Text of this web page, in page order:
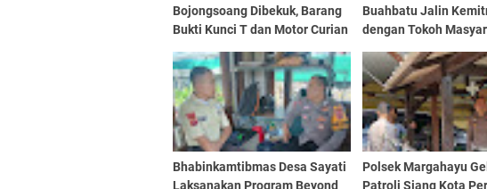
Bojongsoang Dibekuk, Barang
Bukti Kunci T dan Motor Curian
Buahbatu Jalin
dengan Tokoh
Lingkungan
Bhabinkamtibmas Desa Sayati
Laksanakan Program Beyond
Polsek Margahayu
Patroli Siang Kota